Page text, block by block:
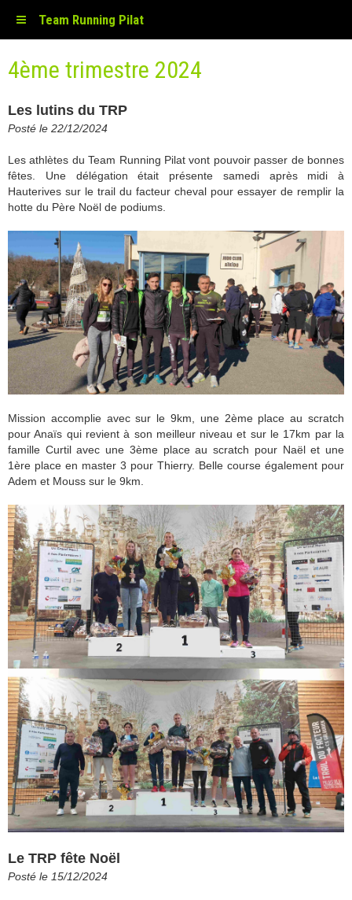
Team Running Pilat
4ème trimestre 2024
Les lutins du TRP
Posté le 22/12/2024
Les athlètes du Team Running Pilat vont pouvoir passer de bonnes
fêtes. Une délégation était présente samedi après midi à
Hauterives sur le trail du facteur cheval pour essayer de remplir la
hotte du Père Noël de podiums.
Mission accomplie avec sur le 9km, une 2ème place au scratch
pour Anaïs qui revient à son meilleur niveau et sur le 17km par la
famille Curtil avec une 3ème place au scratch pour Naël et une
1ère place en master 3 pour Thierry. Belle course également pour
Adem et Mouss sur le 9km.
Le TRP fête Noël
Posté le 15/12/2024